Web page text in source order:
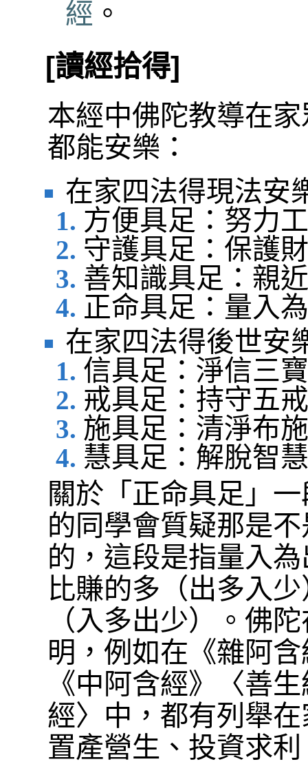
經 。
[讀經拾得]
本經中佛陀教導在
都能安樂：
在家四法得現法安
方便具足：努力
守護具足：保護
善知識具足：親
正命具足：量入
在家四法得後世安
信具足：淨信三
戒具足：持守五
施具足：清淨布
慧具足：解脫智
關於「正命具足」
的同學會質疑那是
的，這段是指量入
比賺的多（出多入
（入多出少）。佛
明，例如在《雜阿
《中阿含經》〈善
經〉中，都有列舉
置產營生、投資求